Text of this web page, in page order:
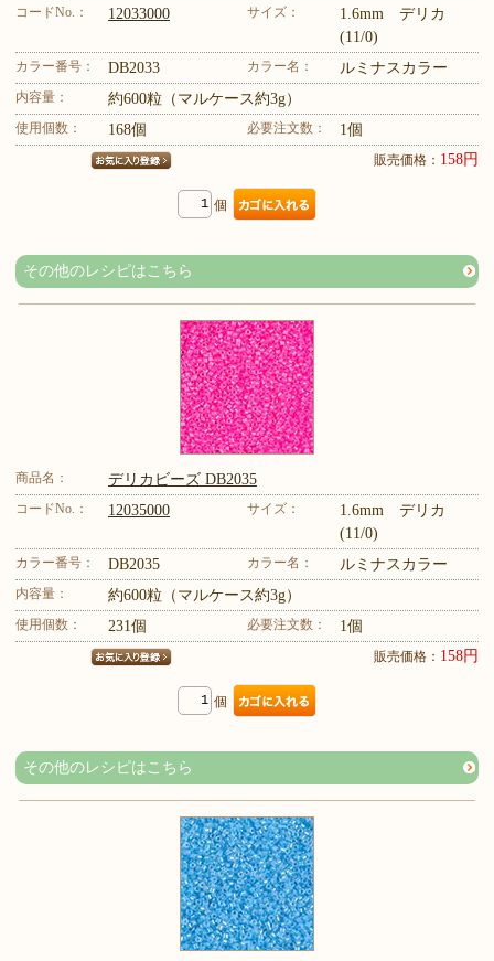
コードNo.： 12033000 サイズ：
1.6mm デリカ
(11/0)
カラー番号： DB2033 カラー名： ルミナスカラー
内容量： 約600粒（マルケース約3g）
使用個数： 168個 必要注文数： 1個
販売価格： 158円
個
その他のレシピはこちら
商品名： デリカビーズ DB2035
コードNo.： 12035000 サイズ：
1.6mm デリカ
(11/0)
カラー番号： DB2035 カラー名： ルミナスカラー
内容量： 約600粒（マルケース約3g）
使用個数： 231個 必要注文数： 1個
販売価格： 158円
個
その他のレシピはこちら